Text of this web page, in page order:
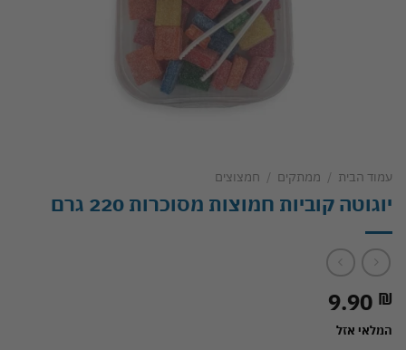
עמוד הבית / ממתקים / חמצוצים
יוגוטה קוביות חמוצות מסוכרות 220 גרם
9.90 ₪
המלאי אזל